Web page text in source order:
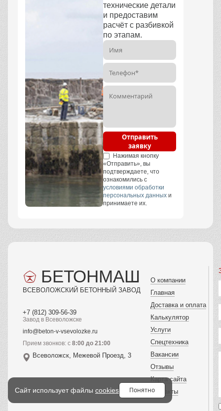
технические детали
и предоставим
расчёт с разбивкой
по этапам.
Отправить
заявку
Нажимая кнопку
«Отправить», вы
подтверждаете, что
ознакомились с
условиями обработки
персональных данных и
принимаете их.
БЕТОНМАШ
ВСЕВОЛОЖСКИЙ БЕТОННЫЙ ЗАВОД
+7 (812) 309-56-39
Завод в Всеволожске
info@beton-v-vsevolozke.ru
Прием звонков: с 8:00 до 21:00
Всеволожск, Межевой Проезд, 3
О компании
Главная
Доставка и оплата
Калькулятор
Услуги
Спецтехника
Вакансии
Отзывы
Карта сайта
Контакты
Сайт использует файлы cookies Понятно